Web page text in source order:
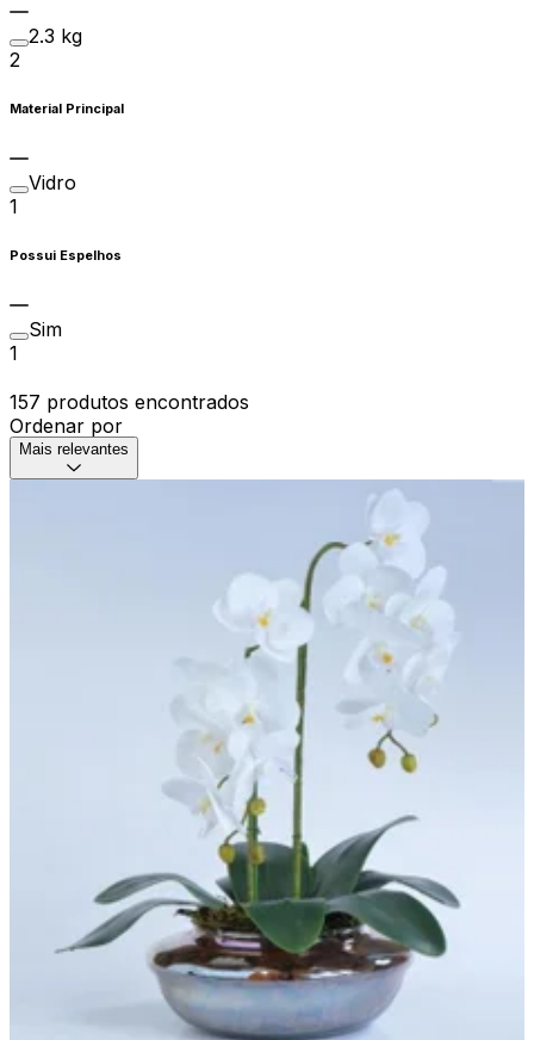
2.3 kg
2
Material Principal
Vidro
1
Possui Espelhos
Sim
1
157 produtos encontrados
Ordenar por
Mais relevantes